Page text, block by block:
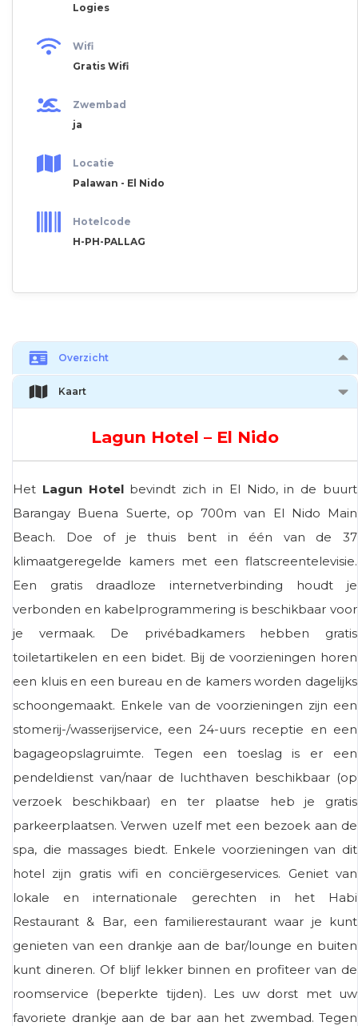
Logies
Wifi
Gratis Wifi
Zwembad
ja
Locatie
Palawan - El Nido
Hotelcode
H-PH-PALLAG
Overzicht
Kaart
Lagun Hotel – El Nido
Het Lagun Hotelbevindt zich in El Nido, in de buurt
Barangay Buena Suerte, op 700m van El Nido Main
Beach. Doe of je thuis bent in één van de 37
klimaatgeregelde kamers met een flatscreentelevisie.
Een gratis draadloze internetverbinding houdt je
verbonden en kabelprogrammering is beschikbaar voor
je vermaak. De privébadkamers hebben gratis
toiletartikelen en een bidet. Bij de voorzieningen horen
een kluis en een bureau en de kamers worden dagelijks
schoongemaakt. Enkele van de voorzieningen zijn een
stomerij-/wasserijservice, een 24-uurs receptie en een
bagageopslagruimte. Tegen een toeslag is er een
pendeldienst van/naar de luchthaven beschikbaar (op
verzoek beschikbaar) en ter plaatse heb je gratis
parkeerplaatsen. Verwen uzelf met een bezoek aan de
spa, die massages biedt. Enkele voorzieningen van dit
hotel zijn gratis wifi en conciërgeservices. Geniet van
lokale en internationale gerechten in het Habi
Restaurant & Bar, een familierestaurant waar je kunt
genieten van een drankje aan de bar/lounge en buiten
kunt dineren. Of blijf lekker binnen en profiteer van de
roomservice (beperkte tijden). Les uw dorst met uw
favoriete drankje aan de bar aan het zwembad. Tegen